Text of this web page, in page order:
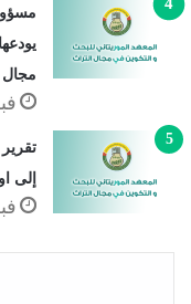
مجال
إلى